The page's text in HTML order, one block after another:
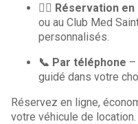
🙋‍♀️ Réservation
ou au Club Med
personnalisés.
📞 Par téléphone –
guidé dans votre
Réservez en ligne,
votre véhicule de location.